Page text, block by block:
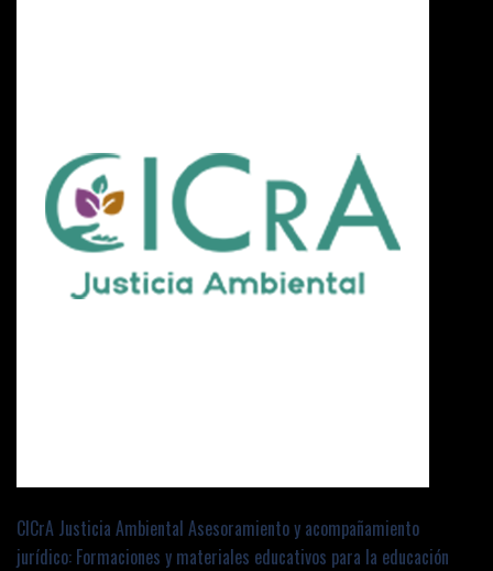
CICrA Justicia Ambiental Asesoramiento y acompañamiento
jurídico: Formaciones y materiales educativos para la educación